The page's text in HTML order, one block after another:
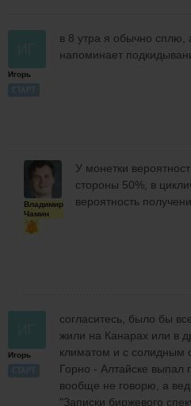
Игорь
СТАРТ
в 8 утра я обычно сплю,
напоминает
Владимир
Чамин
У монетки
стороны 50%, в
вероятность
Игорь
СТАРТ
согласитесь, было бы
жили на Канарах или в
климатом и с солидным
Горно - Алтайске
вообще не говорю, а
"Записки биржевого